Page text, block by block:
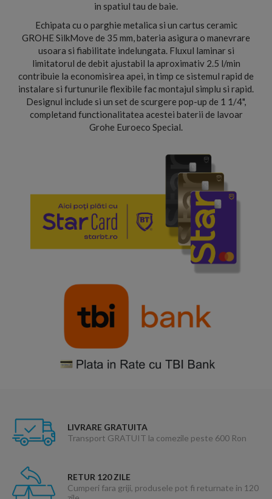
in spatiul tau de baie.
Echipata cu o parghie metalica si un cartus ceramic
GROHE SilkMove de 35 mm, bateria asigura o manevrare
usoara si fiabilitate indelungata. Fluxul laminar si
limitatorul de debit ajustabil la aproximativ 2.5 l/min
contribuie la economisirea apei, in timp ce sistemul rapid de
instalare si furtunurile flexibile fac montajul simplu si rapid.
Designul include si un set de scurgere pop-up de 1 1/4",
completand functionalitatea acestei baterii de lavoar
Grohe Euroeco Special.
LIVRARE GRATUITA
Transport GRATUIT la comezile peste 600 Ron
RETUR 120 ZILE
Cumperi fara griji, produsele pot fi returnate in 120